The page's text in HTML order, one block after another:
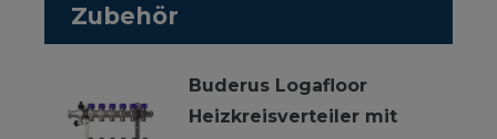
Zubehör
Buderus Logafloor
Heizkreisverteiler mit